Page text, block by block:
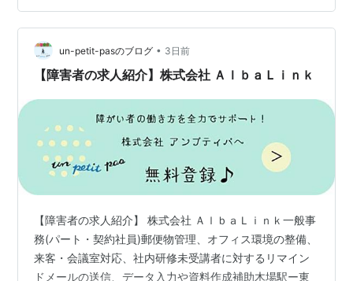
un-petit-pasのブログ • 3日前
【障害者の求人紹介】株式会社 ＡｌｂａＬｉｎｋ
【障害者の求人紹介】 株式会社 ＡｌｂａＬｉｎｋ一般事
務(パート・契約社員)郵便物管理、オフィス環境の整備、
来客・会議室対応、社内研修未受講者に対するリマイン
ドメールの送信、データ入力や資料作成補助木場駅ー東